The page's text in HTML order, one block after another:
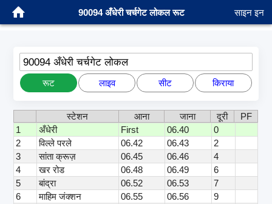
90094 अँधेरी चर्चगेट लोकल रूट साइन इन
90094 अँधेरी चर्चगेट लोकल
रूट लाइव सीट किराया
स्टेशन आना जाना दूरी
PF
1
अँधेरी First 06.40
0
2
विल्ले परले 06.42 06.43
2
3
सांता क्रूज़ 06.45 06.46
4
4
खर रोड 06.48 06.49
6
5
बांद्रा 06.52 06.53
7
6
माहिम जंक्शन 06.55 06.56
9